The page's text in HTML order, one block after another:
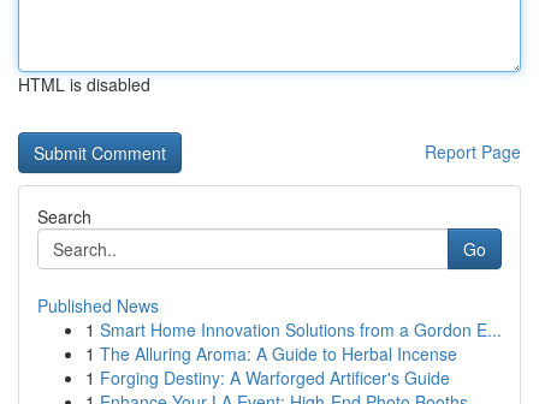
HTML is disabled
Report Page
Search
Go
Published News
1 Smart Home Innovation Solutions from a Gordon E...
1 The Alluring Aroma: A Guide to Herbal Incense
1 Forging Destiny: A Warforged Artificer's Guide